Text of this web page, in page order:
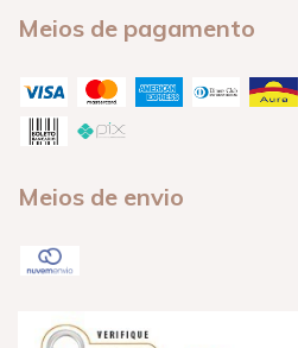
Meios de pagamento
Meios de envio